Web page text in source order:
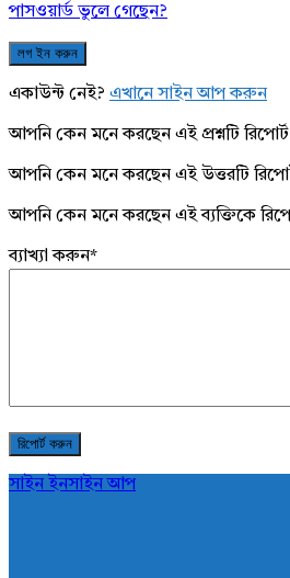
পাসওয়ার্ড ভুলে গেছেন?
একাউন্ট নেই? এখানে সাইন আপ করুন
আপনি কেন মনে করছেন এই প্রশ্নটি
আপনি কেন মনে করছেন এই উত্তরটি
আপনি কেন মনে করছেন এই ব্যক্তিকে
ব্যাখ্যা করুন*
সাইন ইনসাইন আপ